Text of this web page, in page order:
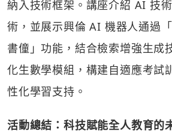
納入技術框架。講座介紹 AI 技
術，並展示興倫 AI 機器人通過
書僮」功能，結合檢索增強生成
化生數學模組，構建自適應考試
性化學習支持。
活動總結：科技賦能全人教育的